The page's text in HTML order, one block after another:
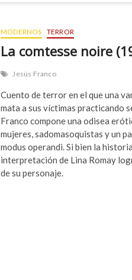
MODERNOS TERROR
La comtesse noire
Jesús Franco
Cuento de terror en el que una
mata a sus víctimas practicando
Franco compone una odisea
mujeres, sadomasoquistas y un
modus operandi. Si bien la
interpretación de Lina Romay
de su personaje.